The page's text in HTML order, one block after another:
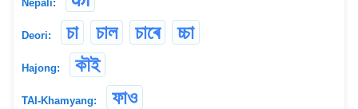
Nepali:
Deori: চা চাল চাৰে চ্চা
Hajong: কৗই
TAI-Khamyang: ফাও